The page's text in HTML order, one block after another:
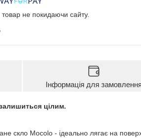
товар не покидаючи сайту.
Інформація для замовлення
цілим.
скло Mocolo - ідеально лягає на